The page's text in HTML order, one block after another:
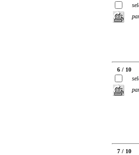
6 / 10
7 / 10